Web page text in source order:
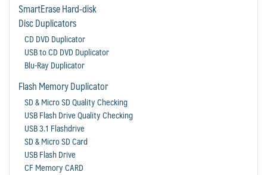
SmartErase Hard-disk
Disc Duplicators
CD DVD Duplicator
USB to CD DVD Duplicator
Blu-Ray Duplicator
Flash Memory Duplicator
SD & Micro SD Quality Checking
USB Flash Drive Quality Checking
USB 3.1 Flashdrive
SD & Micro SD Card
USB Flash Drive
CF Memory CARD